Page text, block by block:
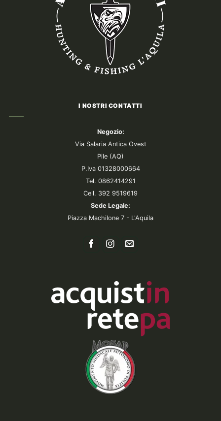
I NOSTRI CONTATTI
Negozio:
Via Salaria Antica Ovest
Pile (AQ)
P.Iva 01328000664
Tel. 0862414291
Cell. 392 9519619
Sede Legale:
Piazza Machilone 7 - L'Aquila